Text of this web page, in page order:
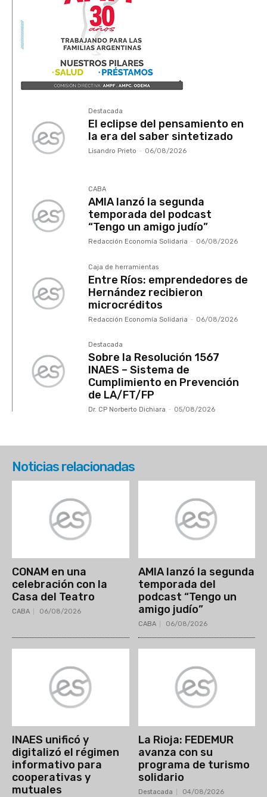
Destacada
El eclipse del pensamiento en
la era del saber sintetizado
Lisandro Prieto - 06/08/2026
CABA
AMIA lanzó la segunda
temporada del podcast
“Tengo un amigo judío”
Redacción Economía Solidaria - 06/08/2026
Caja de herramientas
Entre Ríos: emprendedores de
Hernández recibieron
microcréditos
Redacción Economía Solidaria - 06/08/2026
Destacada
Sobre la Resolución 1567
INAES – Sistema de
Cumplimiento en Prevención
de LA/FT/FP
Dr. CP Norberto Dichiara - 05/08/2026
Noticias relacionadas
CONAM en una
celebración con la
Casa del Teatro
CABA 06/08/2026
AMIA lanzó la segunda
temporada del
podcast “Tengo un
amigo judío”
CABA 06/08/2026
INAES unificó y
digitalizó el régimen
informativo para
cooperativas y
mutuales
La Rioja: FEDEMUR
avanza con su
programa de turismo
solidario
Destacada 04/08/2026